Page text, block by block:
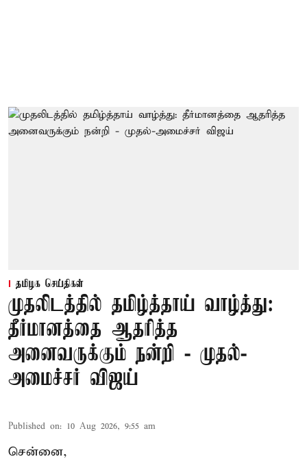
தமிழக செய்திகள்
முதலிடத்தில் தமிழ்த்தாய் வாழ்த்து:
தீர்மானத்தை ஆதரித்த
அனைவருக்கும் நன்றி - முதல்-
அமைச்சர் விஜய்
Published on: 10 Aug 2026, 9:55 am
சென்னை,